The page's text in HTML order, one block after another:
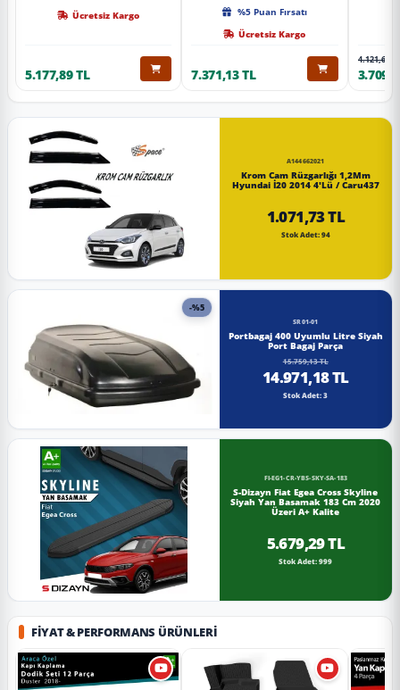
Ücretsiz Kargo
5.177,89 TL
%5 Puan Fırsatı
Ücretsiz Kargo
7.371,13 TL
4.121,65 TL
A144662021
Krom Cam Rüzgarlığı 1,2Mm
Hyundai İ20 2014 4'Lü / Caru437
1.071,73 TL
Stok Adet: 94
-%5
SR01-01
Portbagaj 400 Uyumlu Litre Siyah
Port Bagaj Parça
15.759,13 TL
14.971,18 TL
Stok Adet: 3
FI-EG1-CR-YBS-SKY-SA-183
S-Dizayn Fiat Egea Cross Skyline
Siyah Yan Basamak 183 Cm 2020
Üzeri A+ Kalite
5.679,29 TL
Stok Adet: 999
FIYAT & PERFORMANS ÜRÜNLERI